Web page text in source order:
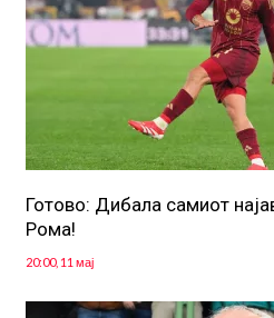
Готово: Дибала самиот
Рома!
20:00, 11 мај